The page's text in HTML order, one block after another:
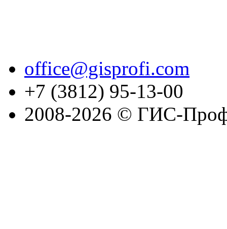
office@gisprofi.com
+7 (3812) 95-13-00
2008-2026 © ГИС-